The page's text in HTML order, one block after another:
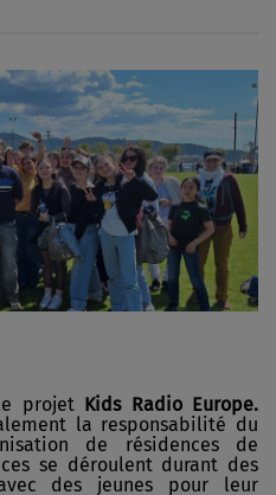
projet Kids Radio Europe.
la responsabilité du
de résidences de
se déroulent durant des
des jeunes pour leur